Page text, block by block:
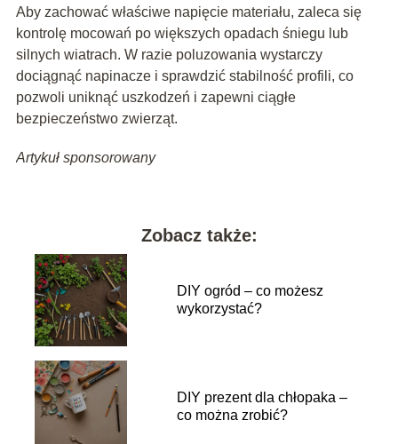
Aby zachować właściwe napięcie materiału, zaleca się
kontrolę mocowań po większych opadach śniegu lub
silnych wiatrach. W razie poluzowania wystarczy
dociągnąć napinacze i sprawdzić stabilność profili, co
pozwoli uniknąć uszkodzeń i zapewni ciągłe
bezpieczeństwo zwierząt.
Artykuł sponsorowany
Zobacz także:
DIY ogród – co możesz
wykorzystać?
DIY prezent dla chłopaka –
co można zrobić?